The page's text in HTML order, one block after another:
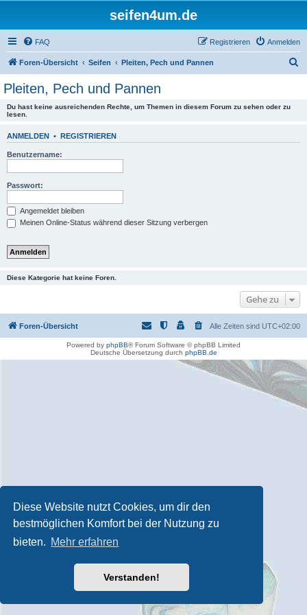
Diese Website nutzt Cookies, um dir den
bestmöglichen Komfort bei der Nutzung zu
bieten. Mehr erfahren
Verstanden!
seifen4um.de
FAQ Anmelden
Registrieren
Foren-Übersicht Seifen Pleiten, Pech und Pannen
Pleiten, Pech und Pannen
Du hast keine ausreichenden Rechte, um Themen in diesem Forum zu sehen oder zu
lesen.
ANMELDEN • REGISTRIEREN
Benutzername:
Passwort:
Angemeldet bleiben
Meinen Online-Status während dieser Sitzung verbergen
Diese Kategorie hat keine Foren.
Gehe zu
Foren-Übersicht Alle Zeiten sind UTC+02:00
Powered by phpBB® Forum Software © phpBB Limited
Deutsche Übersetzung durch phpBB.de